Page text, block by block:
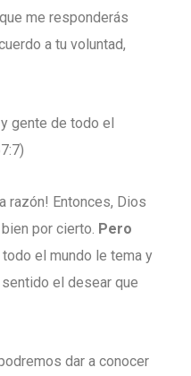
me responderás
a tu voluntad,
gente de todo el
razón! Entonces, Dios
por cierto. Pero
todo el mundo le tema y
el desear que
dar a conocer